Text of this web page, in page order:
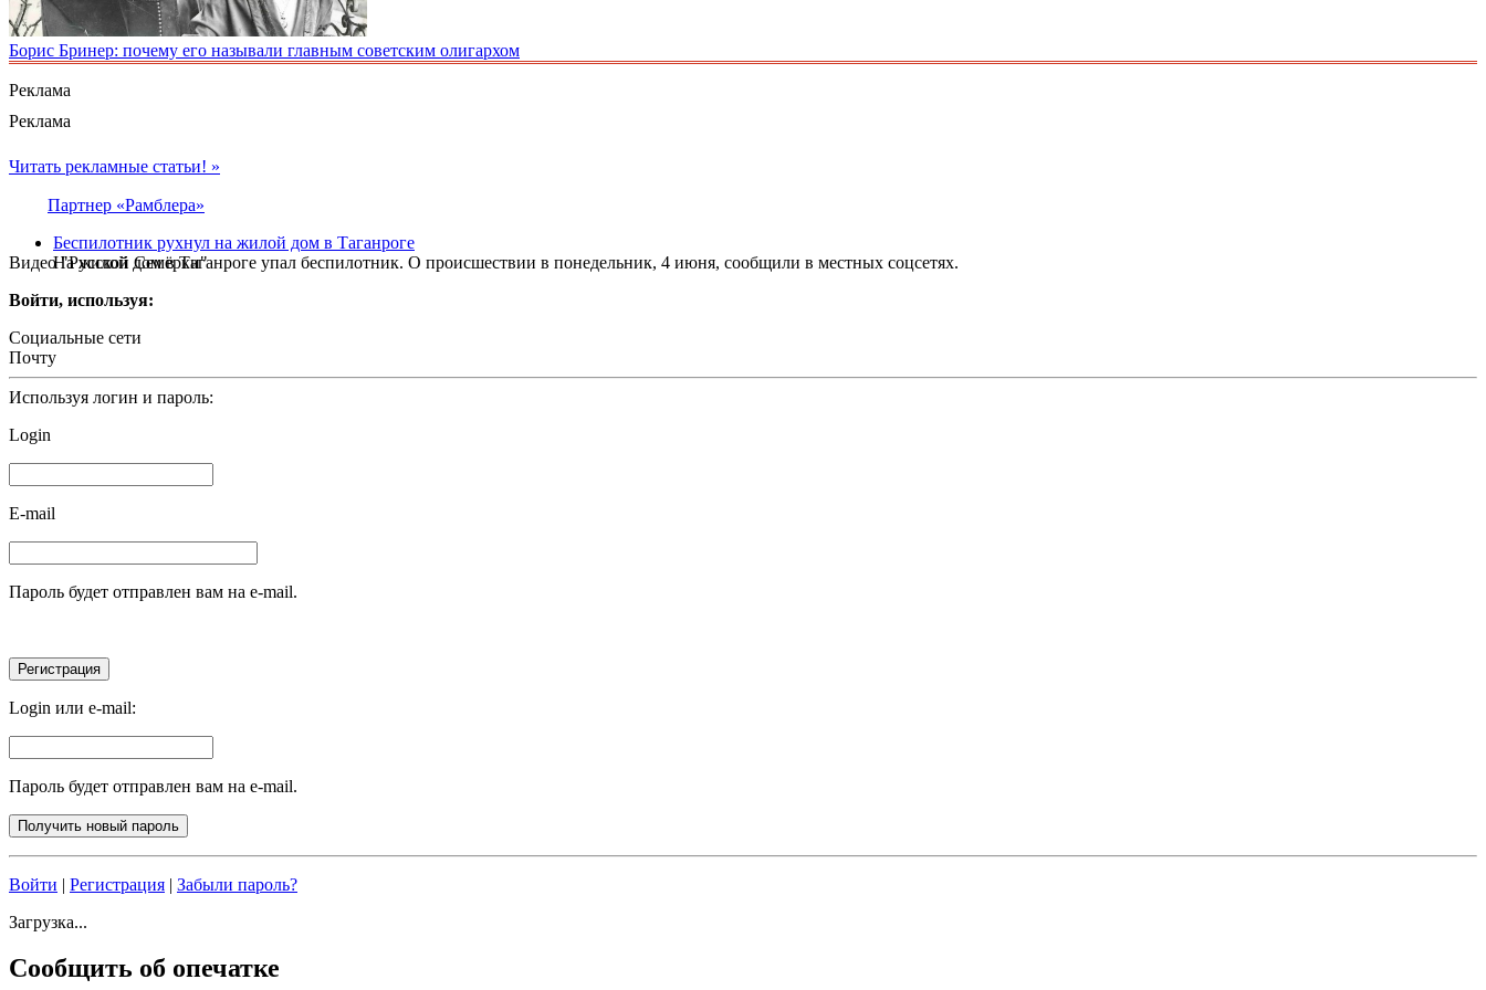
Борис Бринер: почему его называли главным советским олигархом
Реклама
Реклама
Видео "Русской Семёрки"
Читать рекламные статьи! »
Партнер «Рамблера»
Беспилотник рухнул на жилой дом в Таганроге
На жилой дом в Таганроге упал беспилотник. О происшествии в понедельник, 4 июня, сообщили в местных соцсетях.
Войти, используя:
Социальные сети
Почту
Используя логин и пароль:
Login
E-mail
Пароль будет отправлен вам на e-mail.
Login или e-mail:
Пароль будет отправлен вам на e-mail.
Войти | Регистрация | Забыли пароль?
Загрузка...
Сообщить об опечатке